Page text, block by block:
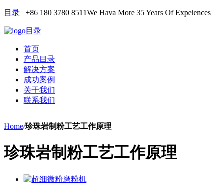
目录 +86 180 3780 8511We Hava More 35 Years Of Expeiences
目录
首页
产品目录
解决方案
成功案例
关于我们
联系我们
Home/珍珠岩制粉工艺工作原理
珍珠岩制粉工艺工作原理